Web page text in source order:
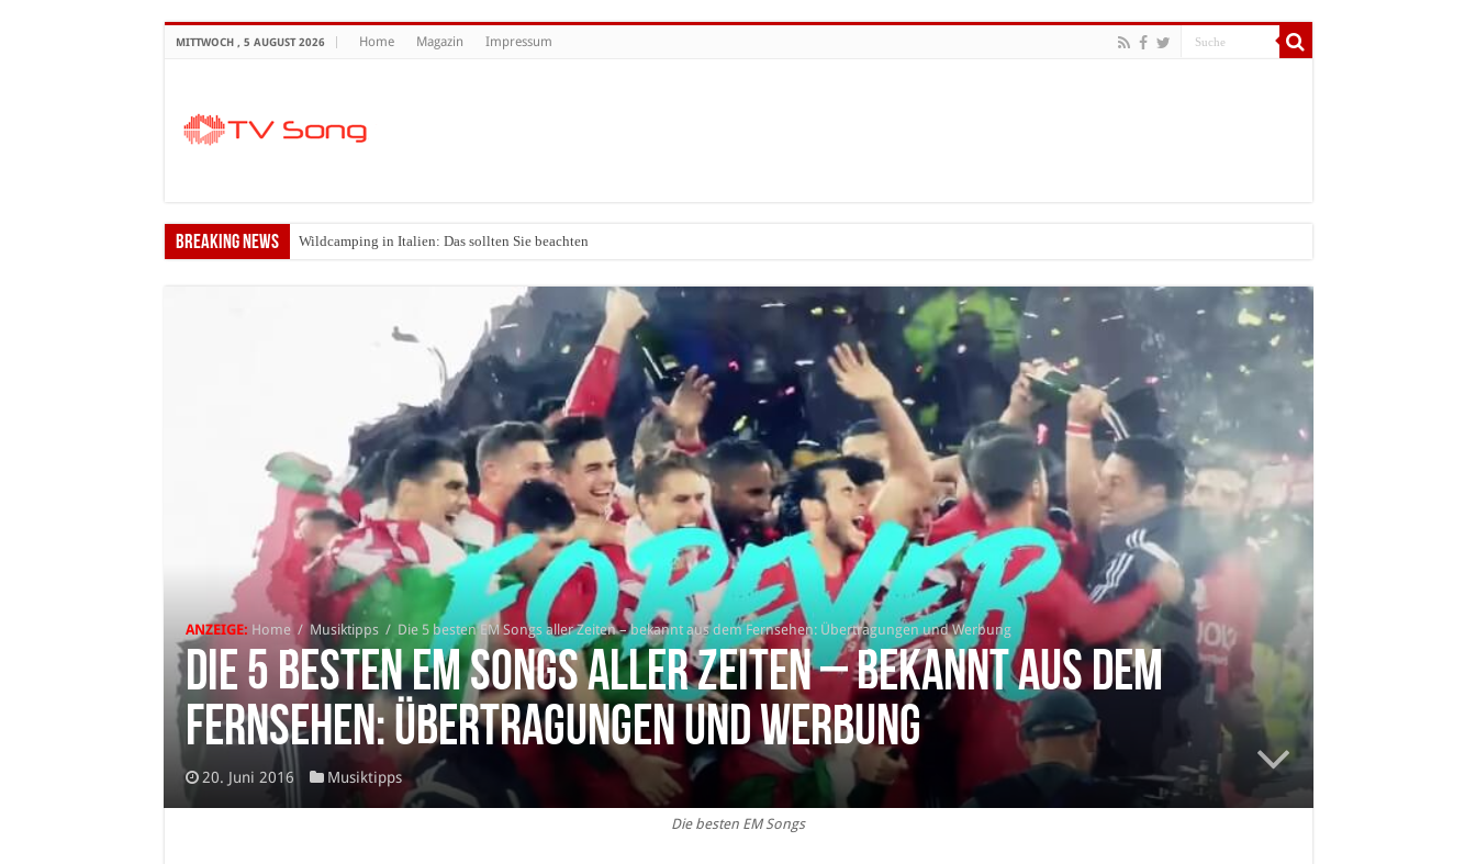
MITTWOCH , 5 AUGUST 2026 Home Magazin Impressum
Breaking News Wildcamping in Italien: Das sollten Sie beachten
ANZEIGE: Home / Musiktipps / Die 5 besten EM Songs aller Zeiten – bekannt aus dem Fernsehen: Übertragungen und Werbung
Die 5 besten EM Songs aller Zeiten – bekannt aus dem
Fernsehen: Übertragungen und Werbung
20. Juni 2016 Musiktipps
Die besten EM Songs